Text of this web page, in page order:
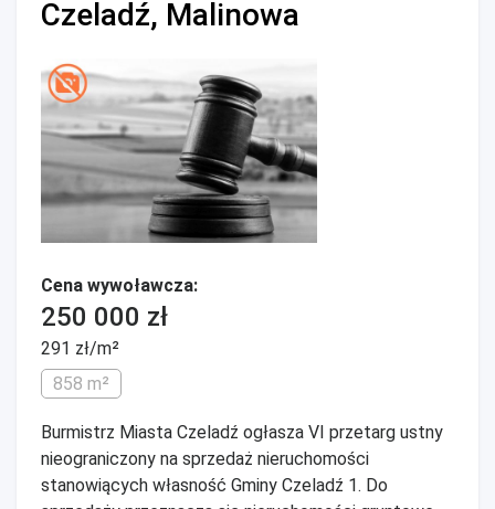
Czeladź, Malinowa
Cena wywoławcza:
250 000 zł
291 zł/m²
858 m²
Burmistrz Miasta Czeladź ogłasza VI przetarg ustny
nieograniczony na sprzedaż nieruchomości
stanowiących własność Gminy Czeladź 1. Do